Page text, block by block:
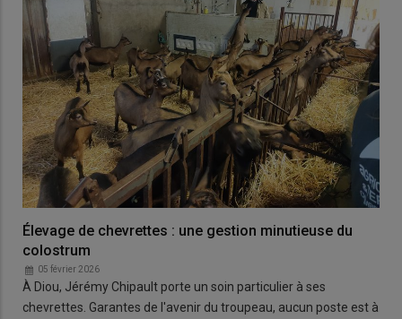
Élevage de chevrettes : une gestion minutieuse du
colostrum
05 février 2026
À Diou, Jérémy Chipault porte un soin particulier à ses
chevrettes. Garantes de l'avenir du troupeau, aucun poste est à